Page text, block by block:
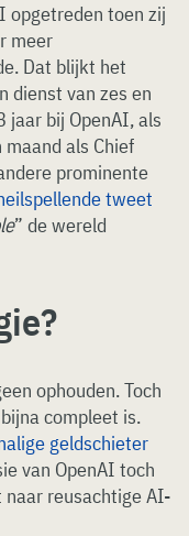
opgetreden toen zij
meer
Dat blijkt het
dienst van zes en
jaar bij OpenAI, als
maand als Chief
prominente
tweet
” de wereld
ophouden. Toch
compleet is.
geldschieter
van OpenAI toch
reusachtige AI-